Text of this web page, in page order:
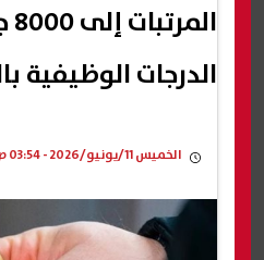
الدرجات الوظيفية
الخميس 11/يونيو/2026 - 03:54 ص